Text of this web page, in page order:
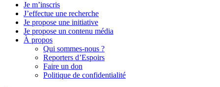
Je m’inscris
J’effectue une recherche
Je propose une initiative
Je propose un contenu média
À propos
Qui sommes-nous ?
Reporters d’Espoirs
Faire un don
Politique de confidentialité